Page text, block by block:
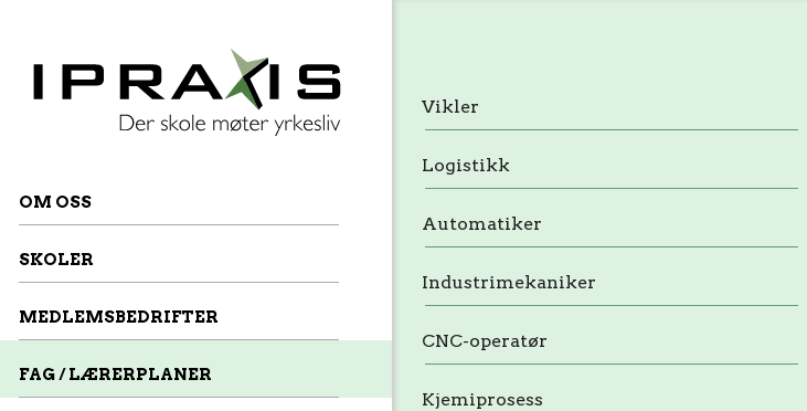
OM OSS
SKOLER
MEDLEMSBEDRIFTER
FAG / LÆRERPLANER
Vikler
Logistikk
Automatiker
Industrimekaniker
CNC-operatør
Kjemiprosess